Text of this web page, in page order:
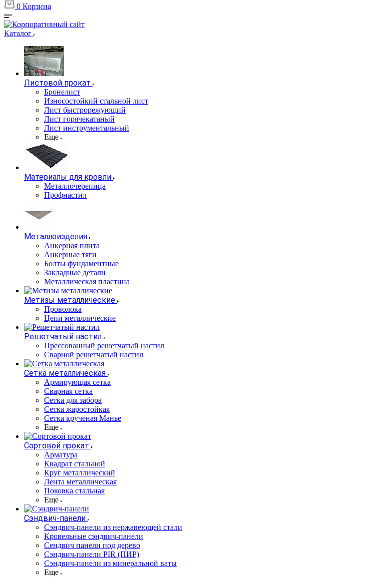
0 Корзина
Каталог
Листовой прокат
Бронелист
Износостойкий стальной лист
Лист быстрорежующий
Лист горячекатаный
Лист инструментальный
Еще
Материалы для кровли
Металлочерепица
Профнастил
Металлоизделия
Анкерная плита
Анкерные тяги
Болты фундаментные
Закладные детали
Металлическая пластина
Метизы металлические
Проволока
Цепи металлические
Решетчатый настил
Прессованный решетчатый настил
Сварной решетчатый настил
Сетка металлическая
Армирующая сетка
Сварная сетка
Сетка для забора
Сетка жаростойкая
Сетка крученая Манье
Еще
Сортовой прокат
Арматура
Квадрат стальной
Круг металлический
Лента металлическая
Поковка стальная
Еще
Сэндвич-панели
Cэндвич-панели из нержавеющей стали
Кровельные сэндвич-панели
Сендвич панели под дерево
Сэндвич-панели PIR (ПИР)
Сэндвич-панели из минеральной ваты
Еще